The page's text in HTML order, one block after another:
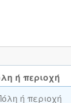
ή περιοχή